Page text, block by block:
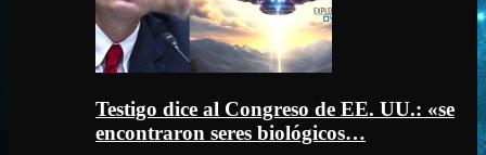
Testigo dice al Congreso de EE. UU.: «se
encontraron seres biológicos…